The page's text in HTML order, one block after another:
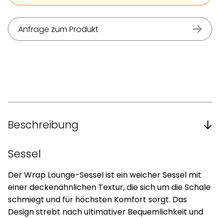
Anfrage zum Produkt
Beschreibung
Sessel
Der Wrap Lounge-Sessel ist ein weicher Sessel mit
einer deckenähnlichen Textur, die sich um die Schale
schmiegt und für höchsten Komfort sorgt. Das
Design strebt nach ultimativer Bequemlichkeit und